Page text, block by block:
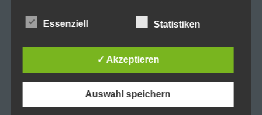
Kommentar
die Öffentlichkeit als auch für unsere Kunden und
Geschäftspartner einfach lesbar und verständlich sein.
Wir verwenden in dieser Datenschutzerklärung
unter anderem die folgenden Begriffe:
Essenziell Statistiken
✓ Akzeptieren
Auswahl speichern